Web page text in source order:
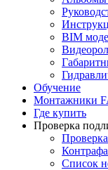
BIM
Обучение
Монтажники
Где купить
Проверка
Cписок